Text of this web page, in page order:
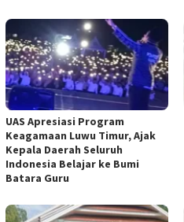
UAS Apresiasi Program
Keagamaan Luwu Timur, Ajak
Kepala Daerah Seluruh
Indonesia Belajar ke Bumi
Batara Guru